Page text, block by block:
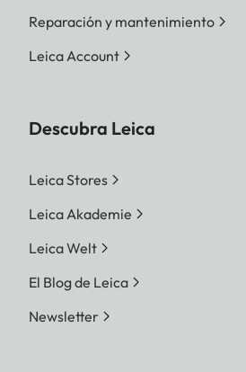
Reparación y mantenimiento
Leica Account
Descubra Leica
Leica Stores
Leica Akademie
Leica Welt
El Blog de Leica
Newsletter